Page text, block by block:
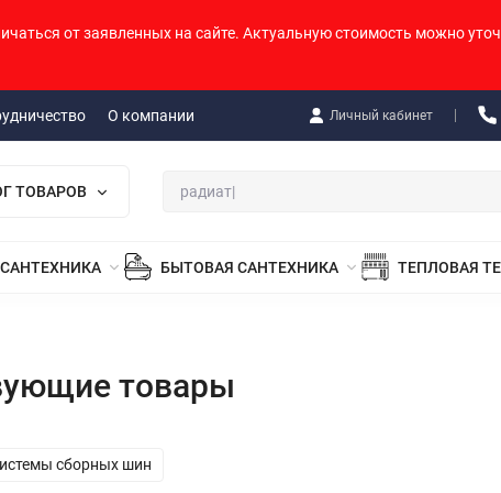
от заявленных на сайте. Актуальную стоимость можно
О компании Личный кабинет
ТОВАРОВ
БЫТОВАЯ САНТЕХНИКА ТЕПЛОВАЯ
товары
сборных шин